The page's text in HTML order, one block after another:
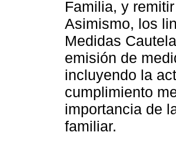
Familia, y
Asimismo, los
Medidas
emisión de
incluyendo la
cumplimiento
importancia de
familiar.